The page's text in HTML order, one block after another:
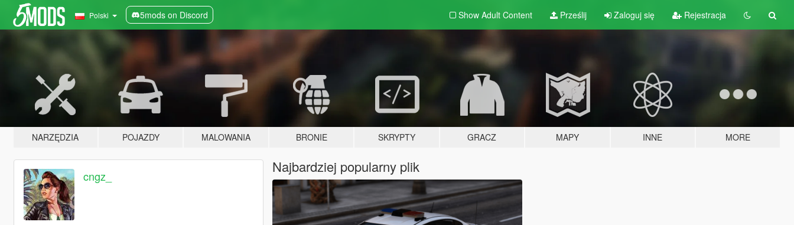
Polski 5mods on Discord Show Adult Content Prześlij Zaloguj się Rejestracja
NARZĘDZIA POJAZDY MALOWANIA BRONIE SKRYPTY GRACZ MAPY INNE MORE
cngz_
Najbardziej popularny plik